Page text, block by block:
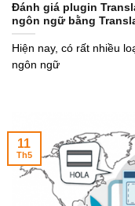
Đánh giá plugin
ngôn ngữ bằng
Hiện nay, có rất nhiều
ngôn ngữ
11
Th5